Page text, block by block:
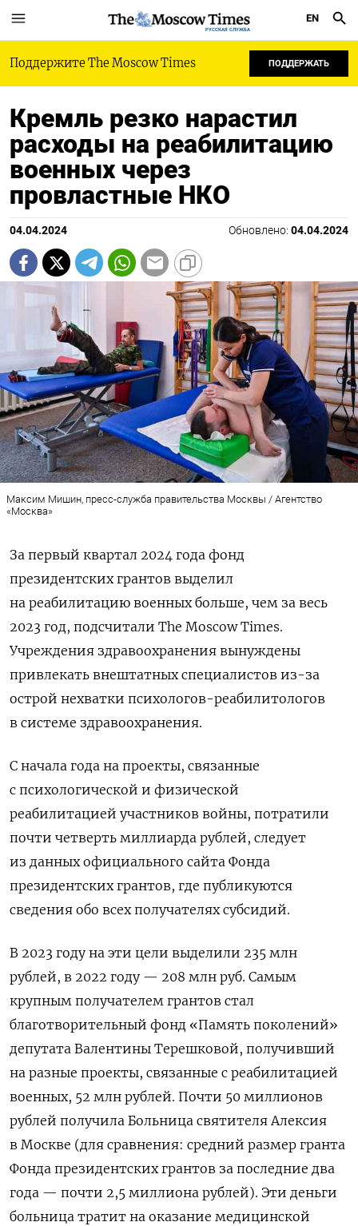
РУССКАЯ СЛУЖБА
EN
Поддержите The Moscow Times ПОДДЕРЖАТЬ
Кремль резко нарастил
расходы на реабилитацию
военных через
провластные НКО
04.04.2024 Обновлено: 04.04.2024
Максим Мишин, пресс-служба правительства Москвы / Агентство
«Москва»
За первый квартал 2024 года фонд
президентских грантов выделил
на реабилитацию военных больше, чем за весь
2023 год, подсчитали The Moscow Times.
Учреждения здравоохранения вынуждены
привлекать внештатных специалистов из-за
острой нехватки психологов-реабилитологов
в системе здравоохранения.
С начала года на проекты, связанные
с психологической и физической
реабилитацией участников войны, потратили
почти четверть миллиарда рублей, следует
из данных официального сайта Фонда
президентских грантов, где публикуются
сведения обо всех получателях субсидий.
В 2023 году на эти цели выделили 235 млн
рублей, в 2022 году — 208 млн руб. Самым
крупным получателем грантов стал
благотворительный фонд «Память поколений»
депутата Валентины Терешковой, получивший
на разные проекты, связанные с реабилитацией
военных, 52 млн рублей. Почти 50 миллионов
рублей получила Больница святителя Алексия
в Москве (для сравнения: средний размер гранта
Фонда президентских грантов за последние два
года — почти 2,5 миллиона рублей). Эти деньги
больница тратит на оказание медицинской